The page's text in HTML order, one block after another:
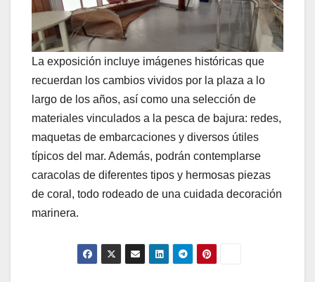
La exposición incluye imágenes históricas que
recuerdan los cambios vividos por la plaza a lo
largo de los años, así como una selección de
materiales vinculados a la pesca de bajura: redes,
maquetas de embarcaciones y diversos útiles
típicos del mar. Además, podrán contemplarse
caracolas de diferentes tipos y hermosas piezas
de coral, todo rodeado de una cuidada decoración
marinera.